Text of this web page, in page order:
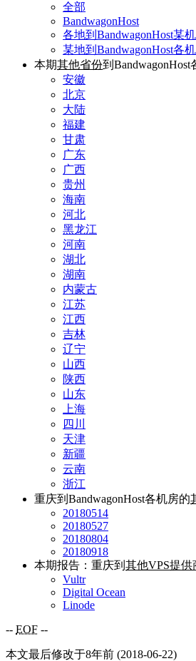
全部
BandwagonHost
各地到BandwagonHost某
某地到BandwagonHost各
本期其他省份到BandwagonHost
安徽
北京
大陆
福建
甘肃
广东
广西
贵州
海南
河北
黑龙江
河南
湖北
湖南
内蒙古
江苏
江西
吉林
辽宁
山西
陕西
山东
上海
四川
天津
新疆
云南
浙江
重庆到BandwagonHost各机房的
20180514
20180527
20180804
20180918
本期报告：重庆到 其他VPS提供
Vultr
Digital Ocean
Linode
-- EOF --
本文最后修改于8年前 (2018-06-22)